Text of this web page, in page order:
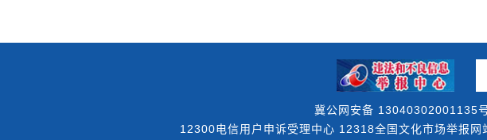
冀公网安备 13040302001135
12300电信用户申诉受理中心 12318全国文化市场举报